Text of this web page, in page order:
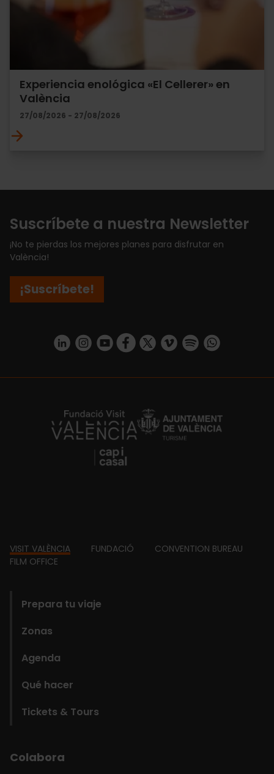
Experiencia enológica «El Cellerer» en
València
27/08/2026 - 27/08/2026
Suscríbete a nuestra Newsletter
¡No te pierdas los mejores planes para disfrutar en
València!
¡Suscríbete!
https://www.linkedin.com/company/turismo-valencia/mycompany/
https://www.instagram.com/visit_valencia/
https://www.youtube.com/user/
https://www.facebook.com/
https://twitter.com/
https://vimeo.com/
https://https://api.whatsapp.com/
https://fundacion.visitvalencia.com/
Footer
VISIT VALÈNCIA FUNDACIÓ
CONVENTION BUREAU
FILM OFFICE
Prepara tu viaje
Zonas
Agenda
Qué hacer
Tickets & Tours
Colabora